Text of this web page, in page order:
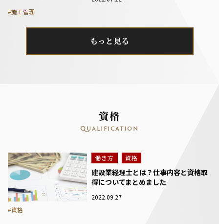
#施工管理
もっと見る
資格
Qualification
働き方 資格
建設業経理士とは？仕事内容と資格取
得についてまとめました
2022.09.27
#資格